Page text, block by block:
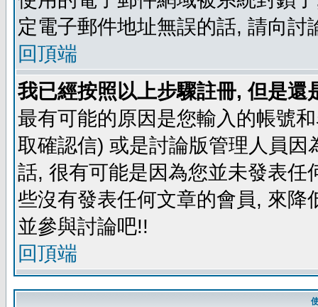
定電子郵件地址無誤的話, 請向
回頂端
我已經按照以上步驟註冊, 但是還
最有可能的原因是您輸入的帳號
取確認信) 或是討論版管理人員
話, 很有可能是因為您並未發表
些沒有發表任何文章的會員, 來
並參與討論吧!!
回頂端